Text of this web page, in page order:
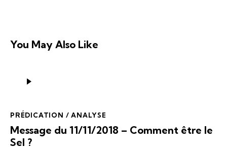
You May Also Like
audio
PRÉDICATION / ANALYSE
Message du 11/11/2018 – Comment être le
Sel ?